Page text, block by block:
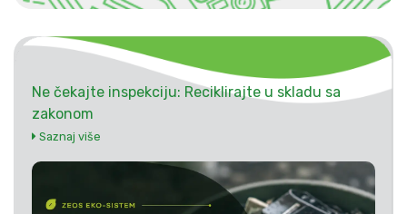
Ne čekajte inspekciju: Reciklirajte u skladu sa
zakonom
Saznaj više